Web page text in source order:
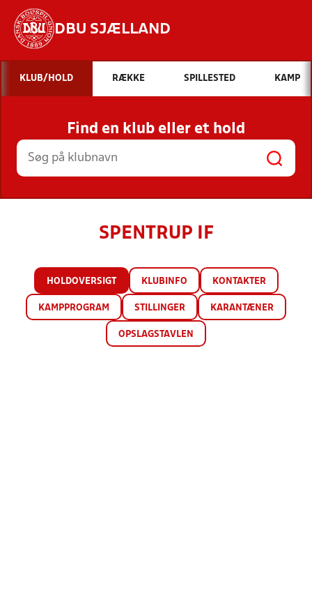
DBU SJÆLLAND
Hvad vil du søge efter?
INDHOLD OG NYHEDER
STILLINGER, RESULTATER, KLUBBER OG
HOLD
KLUB/HOLD RÆKKE SPILLESTED KAMP
Find en klub eller et hold
SPENTRUP IF
HOLDOVERSIGT KLUBINFO KONTAKTER
KAMPPROGRAM STILLINGER KARANTÆNER
OPSLAGSTAVLEN